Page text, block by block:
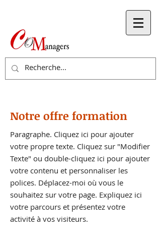
Notre offre formation
Paragraphe. Cliquez ici pour ajouter
votre propre texte. Cliquez sur "Modifier
Texte" ou double-cliquez ici pour ajouter
votre contenu et personnaliser les
polices. Déplacez-moi où vous le
souhaitez sur votre page. Expliquez ici
votre parcours et présentez votre
activité à vos visiteurs.